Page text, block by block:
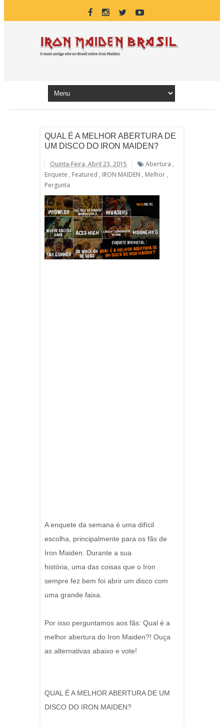
QUAL É A MELHOR ABERTURA DE
UM DISCO DO IRON MAIDEN?
Quinta-Feira, Abril 23, 2015 Abertura ,
Enquete , Featured , IRON MAIDEN , Melhor ,
Pergunta
A enquete da semana é uma difícil
escolha, principalmente para os fãs de
Iron Maiden. Durante a sua
história, uma das coisas que o Iron
sempre fez bem foi abrir um disco com
uma grande faixa.
Por isso perguntamos aos fãs: Qual é a
melhor abertura do Iron Maiden?! Ouça
as alternativas abaixo e vote!
QUAL É A MELHOR ABERTURA DE UM
DISCO DO IRON MAIDEN?